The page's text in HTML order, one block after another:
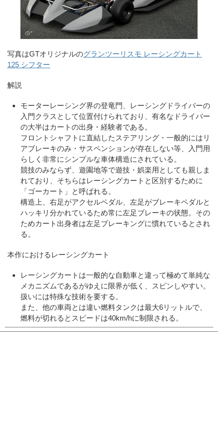
写真はGTオリジナルのグランツーリスモ レーシングカート
125 シフター
解説
モーターレーシング界の登竜門、レーシングドライバーの
入門クラスとして位置付けられており、有名なドライバー
の大半はカートの出身・経験者である。
フロントシャフトに直結したステアリング・一般的にはリ
アブレーキのみ・サスペンションが存在しない等、入門用
らしく非常にシンプルな車体構造にされている。
競技のみならず、遊園地等で遊技・娯楽用としても親しま
れており、そちらはレーシングカートと区別するために
「ゴーカート」と呼ばれる。
構造上、右足がアクセルペダル、左足がブレーキペダルと
ハッキリ分かれているため常に左足ブレーキの状態。その
ためカート出身者は左足ブレーキングに慣れているとされ
る。
本作におけるレーシングカート
レーシングカートは一般的な自動車と違って極めて単純な
メカニズムであるがゆえに限界が低く、スピンしやすい。
扱いには特殊な技術を要する。
また、他の車両とは違い燃料タンクは最大6リットルで、
燃料が切れるとスピードは40km/hに制限される。